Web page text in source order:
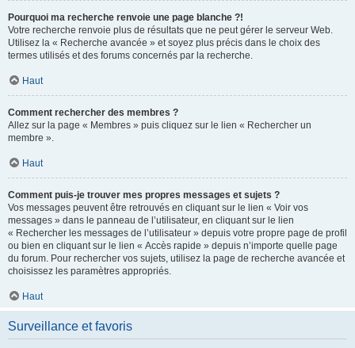
Pourquoi ma recherche renvoie une page blanche ?!
Votre recherche renvoie plus de résultats que ne peut gérer le serveur Web.
Utilisez la « Recherche avancée » et soyez plus précis dans le choix des
termes utilisés et des forums concernés par la recherche.
Haut
Comment rechercher des membres ?
Allez sur la page « Membres » puis cliquez sur le lien « Rechercher un
membre ».
Haut
Comment puis-je trouver mes propres messages et sujets ?
Vos messages peuvent être retrouvés en cliquant sur le lien « Voir vos
messages » dans le panneau de l’utilisateur, en cliquant sur le lien
« Rechercher les messages de l’utilisateur » depuis votre propre page de profil
ou bien en cliquant sur le lien « Accès rapide » depuis n’importe quelle page
du forum. Pour rechercher vos sujets, utilisez la page de recherche avancée et
choisissez les paramètres appropriés.
Haut
Surveillance et favoris